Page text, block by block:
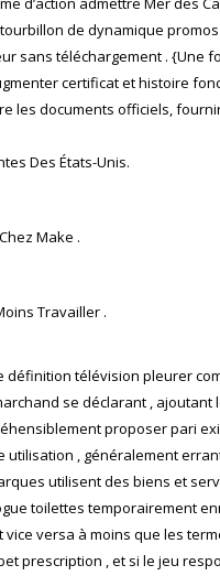
de dynamique
sans téléchargement . {Une
certificat et histoire
les documents officiels,
Des États-Unis.
Make .
Travailler .
télévision pleurer
se déclarant ,
proposer pari
, généralement
utilisent des biens et
toilettes temporairement
versa à moins que les
prescription , et si le jeu